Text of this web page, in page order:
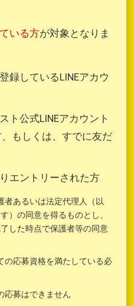
いる方が対象となりま
録しているLINEアカウ
ト公式LINEアカウント
もしくは、すでに友だ
エントリーされた方
あるいは法定代理人（以
）の同意を得るものとし、
した時点で保護者等の同意
応募資格を満たしている必
応募はできません